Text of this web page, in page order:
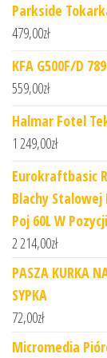
Parkside
479,00zł
KFA G500F/D
559,00zł
Halmar Fotel
1 249,00zł
Eurokraftbasic
Blachy Stalowej
Poj 60L W
2 214,00zł
PASZA KURKA
SYPKA
72,00zł
Micromedia